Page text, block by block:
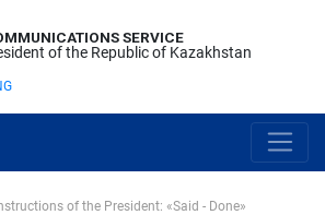
SERVICE
of the Republic of Kazakhstan
of the President: «Said - Done»